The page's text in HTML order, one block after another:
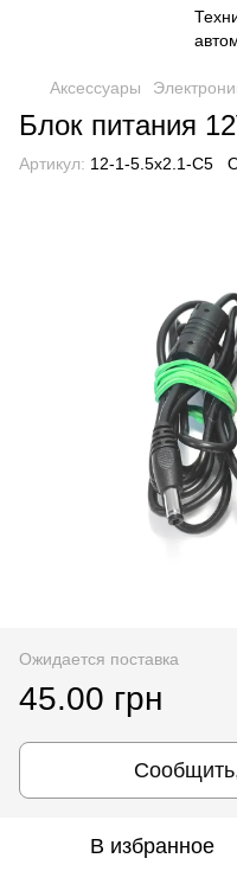
Аксессуары
Блок питания
Артикул: 12-1-5.5x2.1-C5
Ожидается поставка
45.00 грн
В избранное